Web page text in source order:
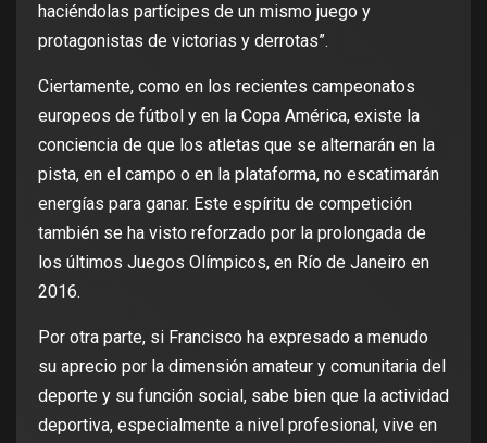
haciéndolas partícipes de un mismo juego y
protagonistas de victorias y derrotas”.
Ciertamente, como en los recientes campeonatos
europeos de fútbol y en la Copa América, existe la
conciencia de que los atletas que se alternarán en la
pista, en el campo o en la plataforma, no escatimarán
energías para ganar. Este espíritu de competición
también se ha visto reforzado por la prolongada de
los últimos Juegos Olímpicos, en Río de Janeiro en
2016.
Por otra parte, si Francisco ha expresado a menudo
su aprecio por la dimensión amateur y comunitaria del
deporte y su función social, sabe bien que la actividad
deportiva, especialmente a nivel profesional, vive en